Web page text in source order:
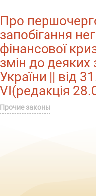
Про
запобігання
фінансової
змін до деяких
України || від
VI(редакція
Прочие законы